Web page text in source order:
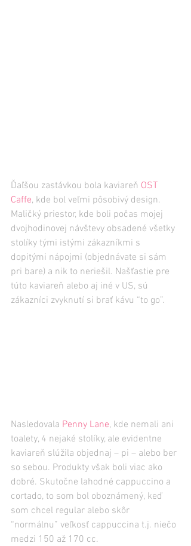
Ďaľšou zastávkou bola kaviareň OST
Caffe, kde bol veľmi pôsobivý design.
Maličký priestor, kde boli počas mojej
dvojhodinovej návštevy obsadené všetky
stolíky tými istými zákazníkmi s
dopitými nápojmi (objednávate si sám
pri bare) a nik to neriešil. Našťastie pre
túto kaviareň alebo aj iné v US, sú
zákazníci zvyknutí si brať kávu “to go”.
Nasledovala Penny Lane, kde nemali ani
toalety, 4 nejaké stolíky, ale evidentne
kaviareň slúžila objednaj – pi – alebo ber
so sebou. Produkty však boli viac ako
dobré. Skutočne lahodné cappuccino a
cortado, to som bol oboznámený, keď
som chcel regular alebo skôr
“normálnu” veľkosť cappuccina t.j. niečo
medzi 150 až 170 cc.